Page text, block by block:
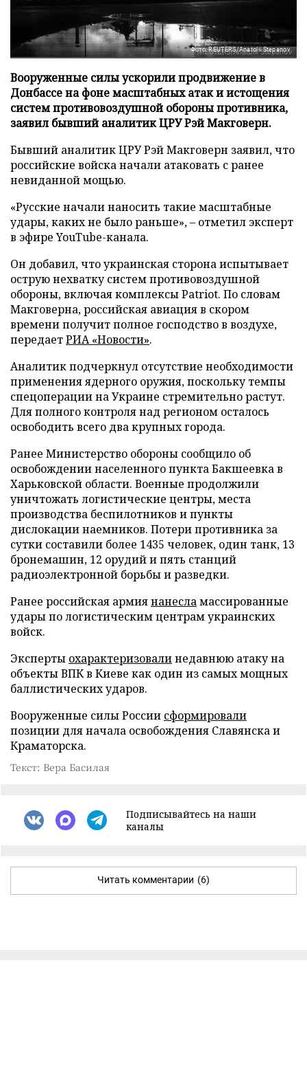
Фото: REUTERS/Anatolii Stepanov
Вооруженные силы ускорили продвижение в
Донбассе на фоне масштабных атак и истощения
систем противовоздушной обороны противника,
заявил бывший аналитик ЦРУ Рэй Макговерн.
Бывший аналитик ЦРУ Рэй Макговерн заявил, что
российские войска начали атаковать с ранее
невиданной мощью.
«Русские начали наносить такие масштабные
удары, каких не было раньше», – отметил эксперт
в эфире YouTube-канала.
Он добавил, что украинская сторона испытывает
острую нехватку систем противовоздушной
обороны, включая комплексы Patriot. По словам
Макговерна, российская авиация в скором
времени получит полное господство в воздухе,
передаетРИА «Новости».
Аналитик подчеркнул отсутствие необходимости
применения ядерного оружия, поскольку темпы
спецоперации на Украине стремительно растут.
Для полного контроля над регионом осталось
освободить всего два крупных города.
Ранее Министерство обороны сообщило об
освобождении населенного пункта Бакшеевка в
Харьковской области. Военные продолжили
уничтожать логистические центры, места
производства беспилотников и пункты
дислокации наемников. Потери противника за
сутки составили более 1435 человек, один танк, 13
бронемашин, 12 орудий и пять станций
радиоэлектронной борьбы и разведки.
Ранее российская армиянанесламассированные
удары по логистическим центрам украинских
войск.
Эксперты охарактеризовалинедавнюю атаку на
объекты ВПК в Киеве как один из самых мощных
баллистических ударов.
Вооруженные силы России сформировали
позиции для начала освобождения Славянска и
Краматорска.
Текст: Вера Басилая
Подписывайтесь на наши
каналы
Читать комментарии (6)